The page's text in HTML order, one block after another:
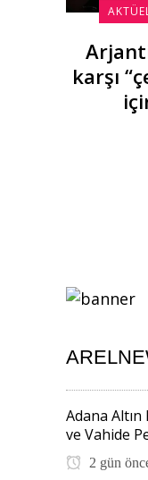
karşı
Adana Altın
ve Vahide
2 gün